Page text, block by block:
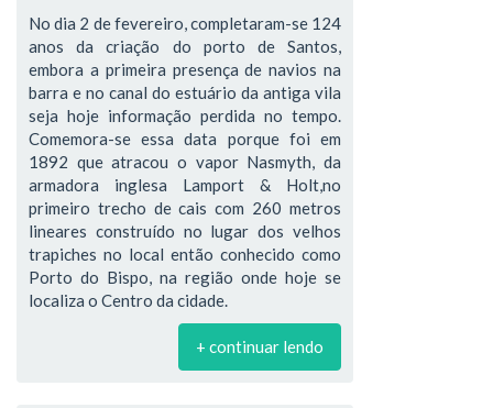
No dia 2 de fevereiro, completaram-se 124
anos da criação do porto de Santos,
embora a primeira presença de navios na
barra e no canal do estuário da antiga vila
seja hoje informação perdida no tempo.
Comemora-se essa data porque foi em
1892 que atracou o vapor Nasmyth, da
armadora inglesa Lamport & Holt,no
primeiro trecho de cais com 260 metros
lineares construído no lugar dos velhos
trapiches no local então conhecido como
Porto do Bispo, na região onde hoje se
localiza o Centro da cidade.
+ continuar lendo